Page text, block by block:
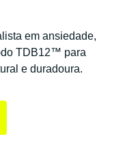
em ansiedade,
TDB12™ para
e duradoura.